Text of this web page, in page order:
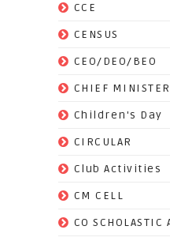
CCE
CENSUS
CEO/DEO/BEO
CHIEF MINISTER
Children's Day
CIRCULAR
Club Activities
CM CELL
CO SCHOLASTIC